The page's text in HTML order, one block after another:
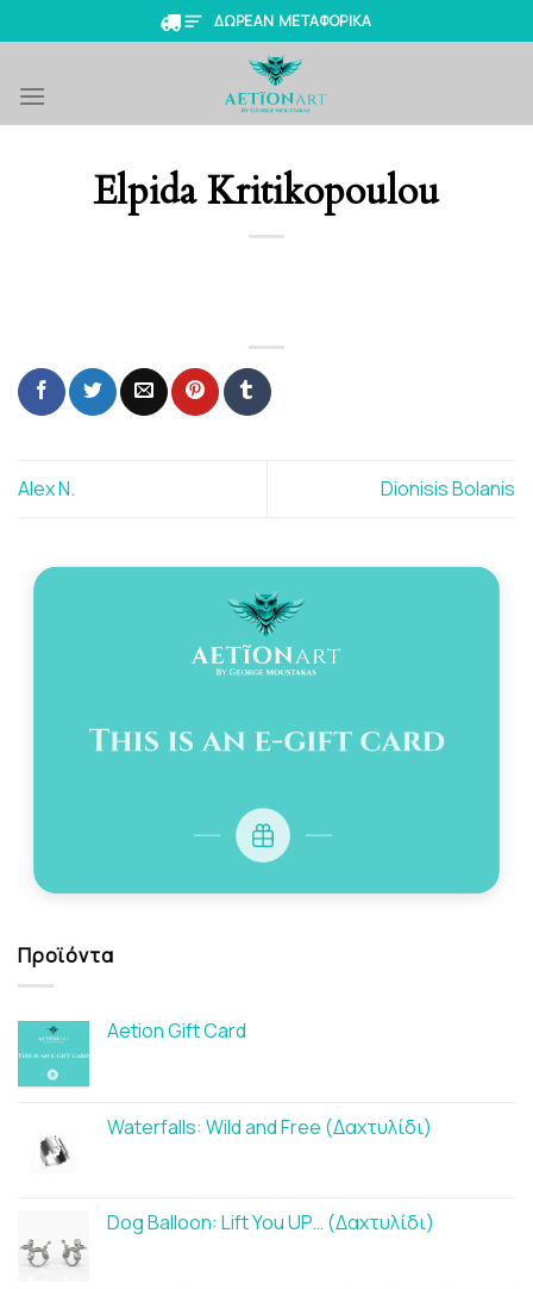
to
ΔΩΡΕΑΝ ΜΕΤΑΦΟΡΙΚΑ
Elpida Kritikopoulou
Alex N. Dionisis Bolanis
Προϊόντα
Aetion Gift Card
Waterfalls: Wild and Free (Δαχτυλίδι)
Dog Balloon: Lift You UP… (Δαχτυλίδι)